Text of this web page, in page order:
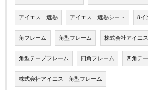
アイエス 遮熱 アイエス 遮熱シート 8イ
角フレーム 角型フレーム 株式会社アイエ
角型テープフレーム 四角フレーム 四角テ
株式会社アイエス 角型フレーム